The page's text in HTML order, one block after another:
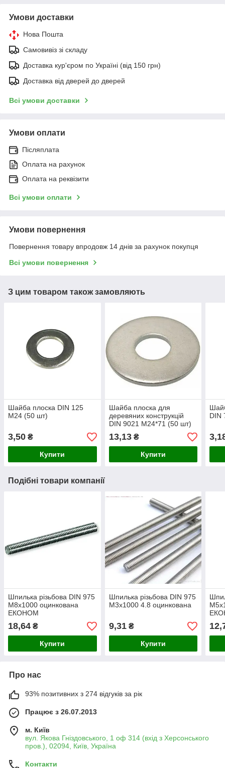
Умови доставки
Нова Пошта
Самовивіз зі складу
Доставка кур'єром по Україні (від 150 грн)
Доставка від дверей до дверей
Всі умови доставки
Умови оплати
Післяплата
Оплата на рахунок
Оплата на реквізити
Всі умови оплати
Умови повернення
Повернення товару впродовж 14 днів за рахунок покупця
Всі умови повернення
З цим товаром також замовляють
Шайба плоска DIN 125
М24 (50 шт)
3,50 ₴
Купити
Шайба плоска для
деревяних конструкцій
DIN 9021 М24*71 (50 шт)
13,13₴
Купити
DIN
Подібні товари компанії
Шпилька різьбова DIN 975
М8х1000 оцинкована
ЕКОНОМ
18,64 ₴
Купити
Шпилька різьбова DIN 975
М3х1000 4.8 оцинкована
9,31₴
Купити
Про нас
93% позитивних з 274 відгуків за рік
Працює з 26.07.2013
м. Київ
вул. Якова Гніздовського, 1 оф 314 (вхід з Херсонського
пров.), 02094, Київ, Україна
Контакти